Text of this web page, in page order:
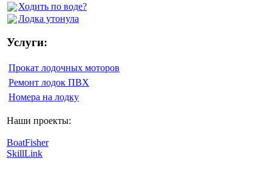
Ходить по воде?
Лодка утонула
Услуги:
Прокат лодочных моторов
Ремонт лодок ПВХ
Номера на лодку
Наши проекты:
BoatFisher
SkillLink